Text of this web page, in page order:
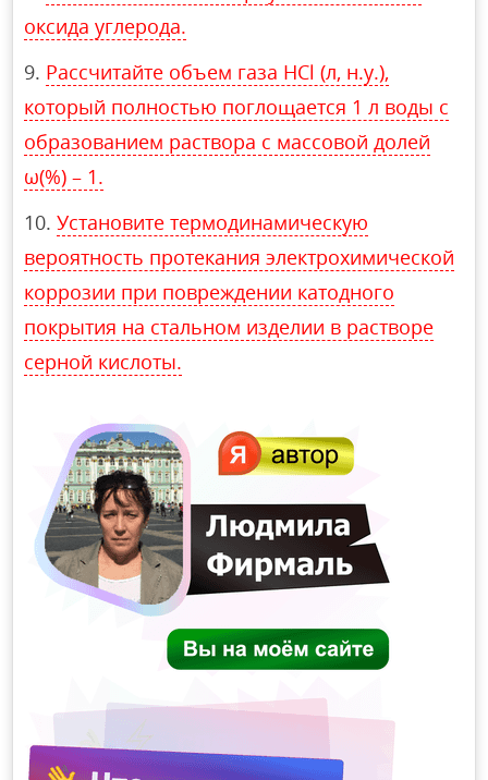
оксида углерода.
Рассчитайте объем газа HCl (л, н.у.),
который полностью поглощается 1 л воды с
образованием раствора с массовой долей
ω(%) – 1.
Установите термодинамическую
вероятность протекания электрохимической
коррозии при повреждении катодного
покрытия на стальном изделии в растворе
серной кислоты.